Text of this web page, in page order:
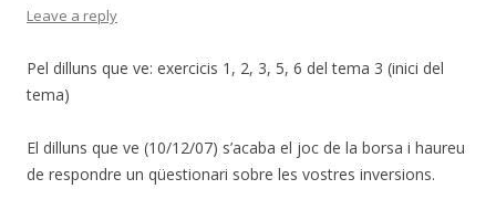
Leave a reply
Pel dilluns que ve: exercicis 1, 2, 3, 5, 6 del tema 3 (inici del
tema)
El dilluns que ve (10/12/07) s’acaba el joc de la borsa i haureu
de respondre un qüestionari sobre les vostres inversions.